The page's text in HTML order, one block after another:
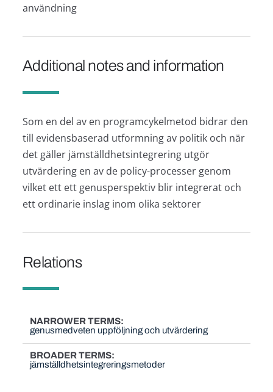
användning
Additional notes and information
Som en del av en programcykelmetod bidrar den
till evidensbaserad utformning av politik och när
det gäller jämställdhetsintegrering utgör
utvärdering en av de policy-processer genom
vilket ett ett genusperspektiv blir integrerat och
ett ordinarie inslag inom olika sektorer
Relations
NARROWER TERMS
genusmedveten uppföljning och utvärdering
BROADER TERMS
jämställdhetsintegreringsmetoder